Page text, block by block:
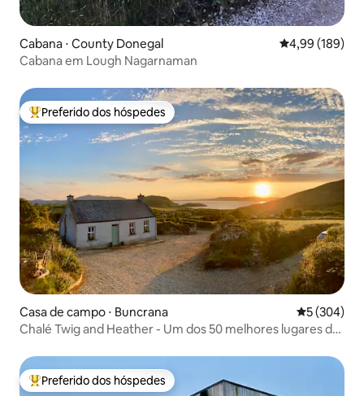
Cabana ⋅ County Donegal 4,99 de uma
4,99 (189)
Cabana em Lough Nagarnaman
Entre os melhores preferidos dos hóspedes
Preferido dos hóspedes
Casa de campo ⋅ Buncrana 5 de uma
5 (304)
Chalé Twig and Heather - Um dos 50 melhores lugares da
Entre os melhores preferidos dos hóspedes
Preferido dos hóspedes